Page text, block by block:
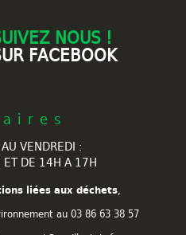
NOUS !
FACEBOOK
VENDREDI :
DE 14H A 17H
liées aux déchets,
au 03 86 63 38 57